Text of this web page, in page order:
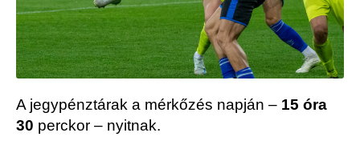
A jegypénztárak a mérkőzés napján – 15 óra
30 perckor – nyitnak.